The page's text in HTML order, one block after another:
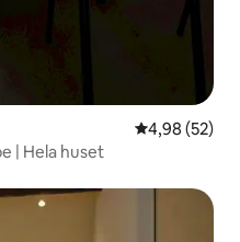
4,98 av 5 i
4,98 (52)
| Hela huset